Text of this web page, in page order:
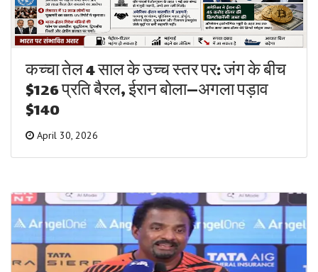
कच्चा तेल 4 साल के उच्च स्तर पर: जंग के बीच
$126 प्रति बैरल, ईरान बोला—अगला पड़ाव
$140
April 30, 2026